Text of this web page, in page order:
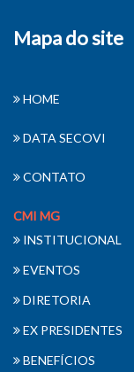
Mapa do site
HOME
DATA SECOVI
CONTATO
CMI MG
INSTITUCIONAL
EVENTOS
DIRETORIA
EX PRESIDENTES
BENEFÍCIOS